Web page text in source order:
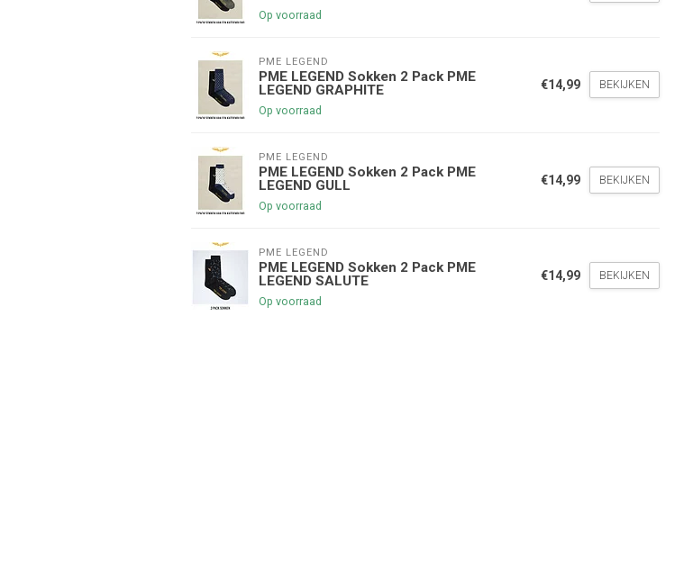
Op voorraad
PME LEGEND
PME LEGEND Sokken 2 Pack PME
LEGEND GRAPHITE
Op voorraad
€14,99 BEKIJKEN
PME LEGEND
PME LEGEND Sokken 2 Pack PME
LEGEND GULL
Op voorraad
€14,99 BEKIJKEN
PME LEGEND
PME LEGEND Sokken 2 Pack PME
LEGEND SALUTE
Op voorraad
€14,99 BEKIJKEN
Je korting is geldig bij een minimale bestelwaarde van €45,00